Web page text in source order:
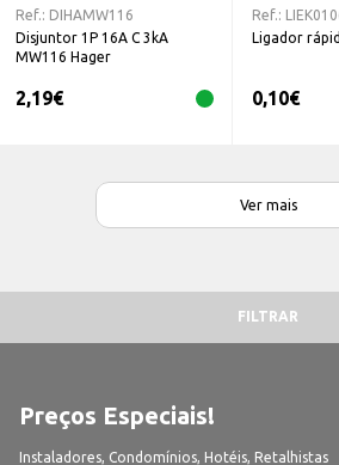
Ref.: DIHAMW116
Disjuntor 1P 16A C 3kA
MW116 Hager
2,19€
Ref.:
Ligador
0,10€
Ver mais
FILTRAR
Preços Especiais!
Instaladores, Condomínios, Hotéis, Retalhistas